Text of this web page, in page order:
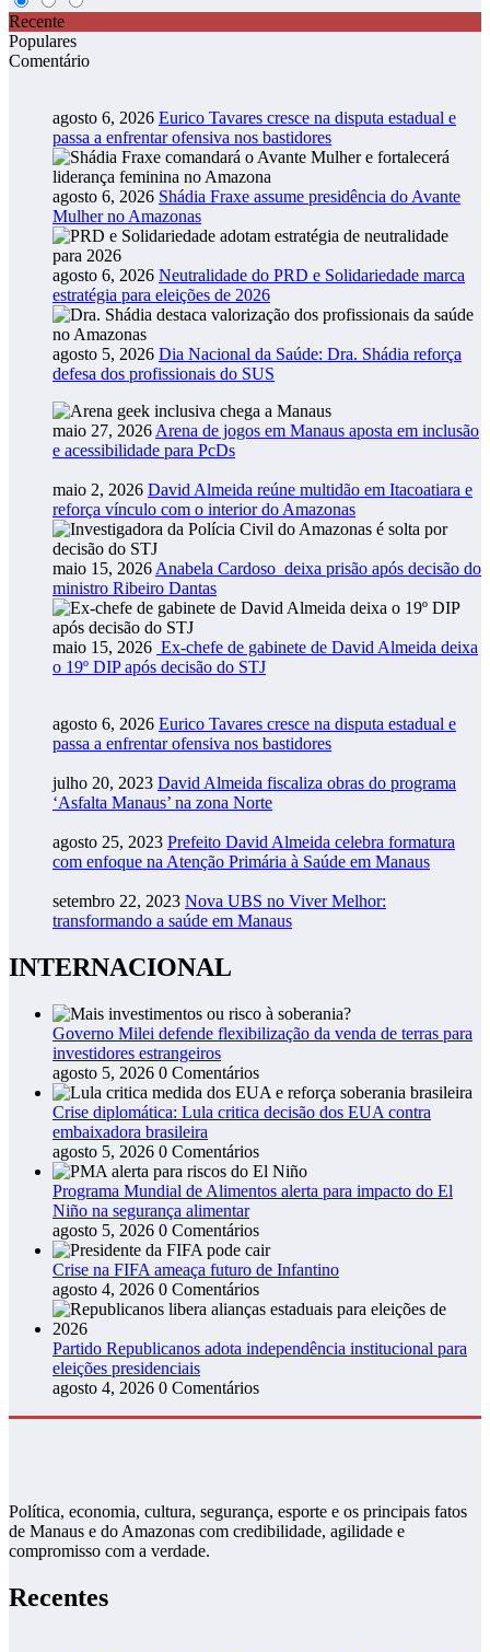
Recente
Populares
Comentário
agosto 6, 2026 Eurico Tavares cresce na disputa estadual e
passa a enfrentar ofensiva nos bastidores
agosto 6, 2026 Shádia Fraxe assume presidência do Avante
Mulher no Amazonas
agosto 6, 2026 Neutralidade do PRD e Solidariedade marca
estratégia para eleições de 2026
agosto 5, 2026 Dia Nacional da Saúde: Dra. Shádia reforça
defesa dos profissionais do SUS
maio 27, 2026 Arena de jogos em Manaus aposta em inclusão
e acessibilidade para PcDs
maio 2, 2026 David Almeida reúne multidão em Itacoatiara e
reforça vínculo com o interior do Amazonas
maio 15, 2026 Anabela Cardoso deixa prisão após decisão do
ministro Ribeiro Dantas
maio 15, 2026 Ex-chefe de gabinete de David Almeida deixa
o 19º DIP após decisão do STJ
agosto 6, 2026 Eurico Tavares cresce na disputa estadual e
passa a enfrentar ofensiva nos bastidores
julho 20, 2023 David Almeida fiscaliza obras do programa
‘Asfalta Manaus’ na zona Norte
agosto 25, 2023 Prefeito David Almeida celebra formatura
com enfoque na Atenção Primária à Saúde em Manaus
setembro 22, 2023 Nova UBS no Viver Melhor:
transformando a saúde em Manaus
INTERNACIONAL
Governo Milei defende flexibilização da venda de terras para
investidores estrangeiros
agosto 5, 2026 0 Comentários
Crise diplomática: Lula critica decisão dos EUA contra
embaixadora brasileira
agosto 5, 2026 0 Comentários
Programa Mundial de Alimentos alerta para impacto do El
Niño na segurança alimentar
agosto 5, 2026 0 Comentários
Crise na FIFA ameaça futuro de Infantino
agosto 4, 2026 0 Comentários
Partido Republicanos adota independência institucional para
eleições presidenciais
agosto 4, 2026 0 Comentários
Política, economia, cultura, segurança, esporte e os principais fatos
de Manaus e do Amazonas com credibilidade, agilidade e
compromisso com a verdade.
Recentes